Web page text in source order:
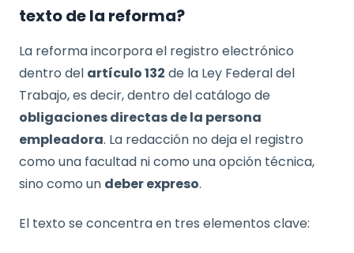
texto de la reforma?
La reforma incorpora el registro electrónico
dentro del artículo 132 de la Ley Federal del
Trabajo, es decir, dentro del catálogo de
obligaciones directas de la persona
empleadora. La redacción no deja el registro
como una facultad ni como una opción técnica,
sino como un deber expreso.
El texto se concentra en tres elementos clave: